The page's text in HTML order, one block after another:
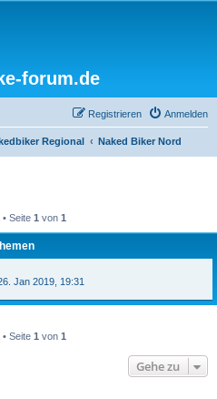
forum.de
Anmelden
Registrieren
Regional Naked Biker Nord
Seite 1 von 1
Jan 2019, 19:31
Seite 1 von 1
Gehe zu